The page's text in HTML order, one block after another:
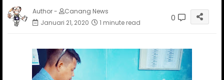
Author -
Canang News
Januari 21, 2020
1 minute read 0